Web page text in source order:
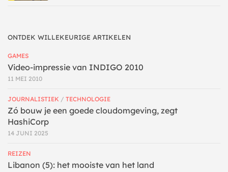
ONTDEK WILLEKEURIGE ARTIKELEN
GAMES
Video-impressie van INDIGO 2010
11 MEI 2010
JOURNALISTIEK / TECHNOLOGIE
Zó bouw je een goede cloudomgeving, zegt
HashiCorp
14 JUNI 2025
REIZEN
Libanon (5): het mooiste van het land